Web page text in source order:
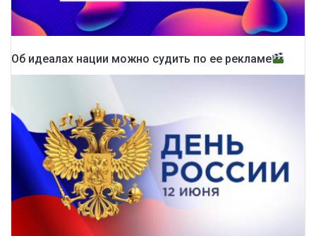
Об идеалах нации можно судить по ее рекламе